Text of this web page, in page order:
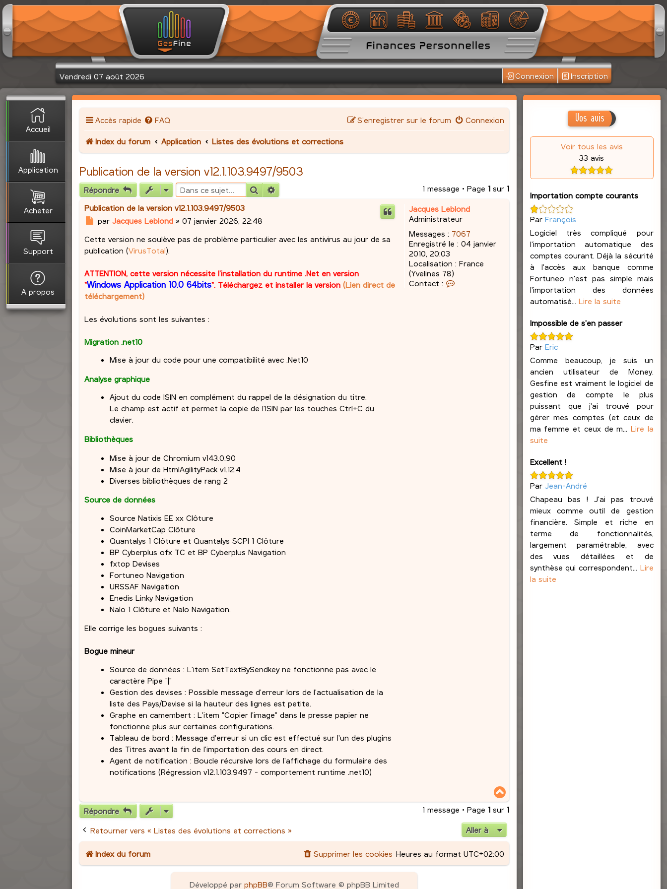
Vendredi 07 août 2026 Connexion Inscription
Accueil
Application
Acheter
Support
A propos
Accès rapide FAQ Connexion
S’enregistrer sur le forum
Index du forum Application Listes des évolutions et corrections
Publication de la version v12.1.103.9497/9503
Répondre Rechercher 1 message • Page 1sur 1
Jacques Leblond
Administrateur
Messages : 7067
Enregistré le : 04 janvier
2010, 20:03
Localisation : France
(Yvelines 78)
Contact :
Publication de la version v12.1.103.9497/9503
M
s
s
g
e
par Jacques Leblond » 07 janvier 2026, 22:48
Cette version ne soulève pas de problème particulier avec les antivirus au jour de sa
publication (VirusTotal).
ATTENTION, cette version nécessite l’installation du runtime .Net en version
"Windows Application 10.0 64bits". Téléchargez et installer la version(Lien direct de
téléchargement)
Les évolutions sont les suivantes :
Migration .net10
Mise à jour du code pour une compatibilité avec .Net10
Analyse graphique
Ajout du code ISIN en complément du rappel de la désignation du titre.
Le champ est actif et permet la copie de l'ISIN par les touches Ctrl+C du
clavier.
Bibliothèques
Mise à jour de Chromium v143.0.90
Mise à jour de HtmlAgilityPack v1.12.4
Diverses bibliothèques de rang 2
Source de données
Source Natixis EE xx Clôture
CoinMarketCap Clôture
Quantalys 1 Clôture et Quantalys SCPI 1 Clôture
BP Cyberplus ofx TC et BP Cyberplus Navigation
fxtop Devises
Fortuneo Navigation
URSSAF Navigation
Enedis Linky Navigation
Nalo 1 Clôture et Nalo Navigation.
Elle corrige les bogues suivants :
Bogue mineur
Source de données : L'item SetTextBySendkey ne fonctionne pas avec le
caractère Pipe "|"
Gestion des devises : Possible message d'erreur lors de l'actualisation de la
liste des Pays/Devise si la hauteur des lignes est petite.
Graphe en camembert : L'item "Copier l'image" dans le presse papier ne
fonctionne plus sur certaines configurations.
Tableau de bord : Message d'erreur si un clic est effectué sur l'un des plugins
des Titres avant la fin de l'importation des cours en direct.
Agent de notification : Boucle récursive lors de l'affichage du formulaire des
notifications (Régression v12.1.103.9497 - comportement runtime .net10)
t
Répondre 1 message • Page 1sur 1
Retourner vers « Listes des évolutions et corrections » Aller à
Index du forum Heures au format UTC+02:00
Supprimer les cookies
Développé par phpBB® Forum Software © phpBB Limited
Vos avis
Voir tous les avis
33 avis
Importation compte courants
Par François
Logiciel très compliqué pour
l'importation automatique des
comptes courant. Déjà la sécurité
à l'accès aux banque comme
Fortuneo n'est pas simple mais
l'importation des données
automatisé... Lire la suite
Impossible de s'en passer
Par Eric
Comme beaucoup, je suis un
ancien utilisateur de Money.
Gesfine est vraiment le logiciel de
gestion de compte le plus
puissant que j'ai trouvé pour
gérer mes comptes (et ceux de
ma femme et ceux de m... Lire la
suite
Excellent !
Par Jean-André
Chapeau bas ! J'ai pas trouvé
mieux comme outil de gestion
financière. Simple et riche en
terme de fonctionnalités,
largement paramétrable, avec
des vues détaillées et de
synthèse qui correspondent... Lire
la suite